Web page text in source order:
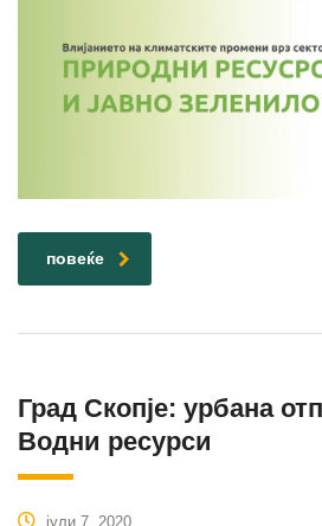
повеќе
Град Скопје: урбана
Водни ресурси
јули 7, 2020